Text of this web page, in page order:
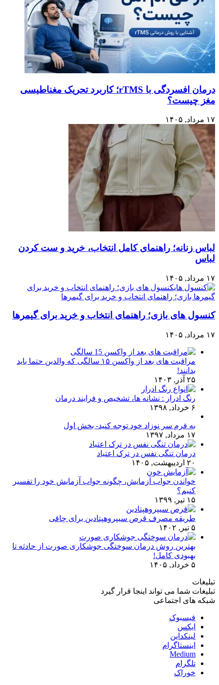
درمان افسردگی با rTMS؛ کاربرد تحریک مغناطیسی
مغز چیست؟
۱۷ مرداد, ۱۴۰۵
لباس زنانه؛ راهنمای کامل انتخاب، خرید و ست کردن
لباس
۱۷ مرداد, ۱۴۰۵
کنسول های بازی؛ راهنمای انتخاب و خرید برای گیمرها
۱۷ مرداد, ۱۴۰۵
مراقبت های بعد از واکسن ۱۵ سالگی که والدین حتما باید
بدانند!
۲۵ آذر, ۱۴۰۳
رنگ ادرار : نشانه ها، تشخیص و فرایند درمان
۶ خرداد, ۱۳۹۸
به فرم سر نوزاد خود توجه کنید- بخش اول
۱۷ مرداد, ۱۳۹۷
درمان تنگی نفس در ترک اعتیاد
۲۰ اردیبهشت, ۱۴۰۵
خواندن جواب آزمایش، چگونه جواب آزمایش خود را تفسیر
کنیم؟
۱۵ تیر, ۱۳۹۹
طریقه مصرف قرص سیپروهپتادین برای چاقی
۵ تیر, ۱۴۰۲
بهترین روش درمان سوختگی جوشکاری صورت از حادثه تا
بهبودی کامل!
۵ خرداد, ۱۴۰۵
تبلیغات
تبلیغات شما می تواند اینجا قرار گیرد
شبکه های اجتماعی
فیسبوک
ایکس
لینکداین
اینستاگرام
Medium
تلگرام
خوراک